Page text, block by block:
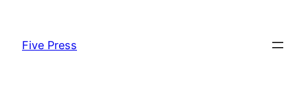
content
Five Press